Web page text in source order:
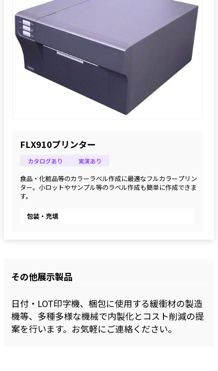
FLX910プリンター
カタログあり 実演あり
食品・化粧品等のカラーラベル作成に最適なフルカラープリン
ター。小ロットやサンプル等のラベル作成も簡単に作成できま
す。
包装・充填
その他展示製品
日付・LOT印字機、梱包に使用する緩衝材の製造
機等、多種多様な機械で内製化とコスト削減の提
案を行います。お気軽にご連絡ください。